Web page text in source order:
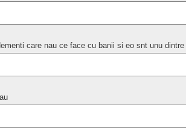
care nau ce face cu banii si eo snt unu dintre